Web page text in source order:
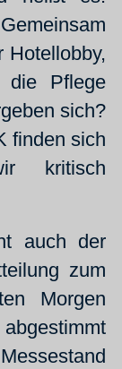
Hotellobby,
die Pflege
sich?
finden sich
kritisch
auch der
zum
Morgen